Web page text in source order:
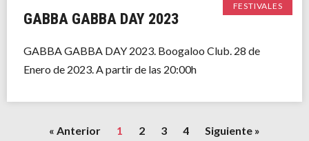
FESTIVALES
GABBA GABBA DAY 2023
GABBA GABBA DAY 2023. Boogaloo Club. 28 de
Enero de 2023. A partir de las 20:00h
« Anterior 1 2 3 4 Siguiente »